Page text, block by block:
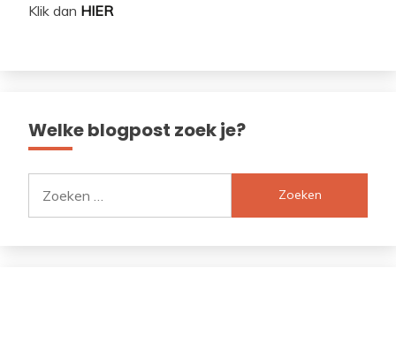
Klik dan HIER
Welke blogpost zoek je?
naar: